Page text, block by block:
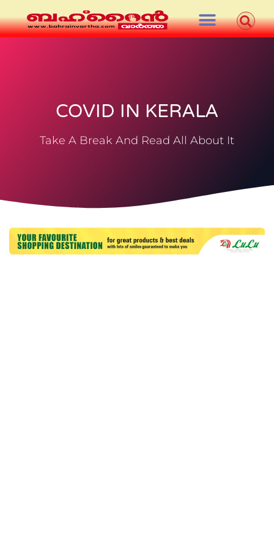
COVID IN KERALA
Take A Break And Read All About It